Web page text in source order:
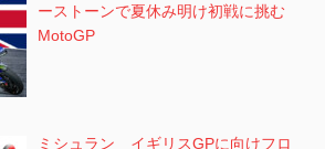
ーストーンで夏休み明け初戦に挑む
MotoGP
ミシュラン イギリスGPに向けフロ